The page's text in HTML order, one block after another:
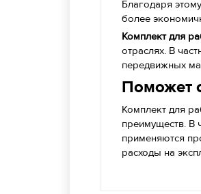
Благодаря
более
Комплект для
отраслях. В
передвижных
Поможет
Комплект для
преимуществ. В
применяются
расходы на